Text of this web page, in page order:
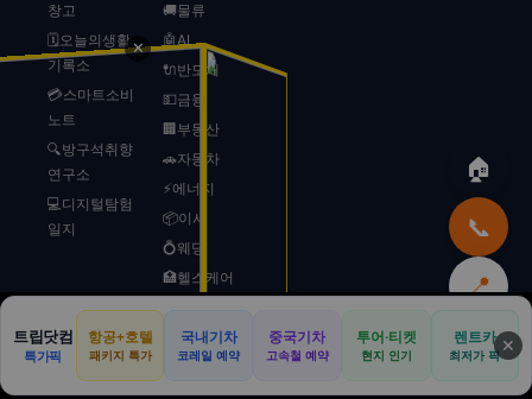
창고
🗓️오늘의생활
기록소
💳스마트소비
노트
🔍방구석취향
연구소
💻디지털탐험
일지
🚚물류
🤖AI
🔌반도체
💵금융
🏢부동산
🚗자동차
⚡에너지
📦이사
💍웨딩
🏥헬스케어
🚀스타트업
🎱로또
🏠
📞
📍
⬆️
🏠 🚗
리무진
💒 🏕️ 📍 📢
광고
✕
트립닷컴
특가픽
항공+호텔
패키지 특가
국내기차
코레일 예약
중국기차
고속철 예약
투어·티켓
현지 인기
렌트카
최저가 픽✕